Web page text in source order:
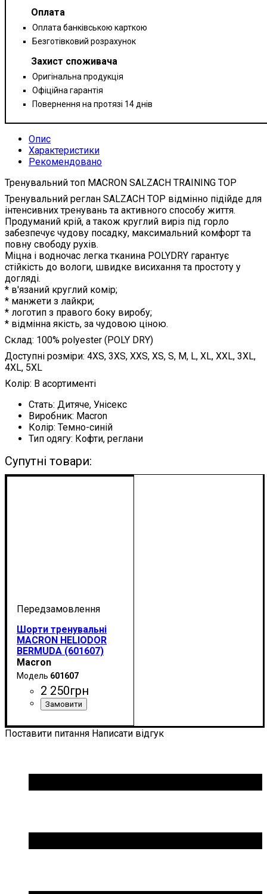
Оплата
Оплата банківською карткою
Безготівковий розрахунок
Захист споживача
Оригінальна продукція
Офіційна гарантія
Повернення на протязі 14 днів
Опис
Характеристики
Рекомендовано
Тренувальний топ MACRON SALZACH TRAINING TOP
Тренувальний реглан SALZACH TOP відмінно підійде для
інтенсивних тренувань та активного способу життя.
Продуманий крій, а також круглий виріз під горло
забезпечує чудову посадку, максимальний комфорт та
повну свободу рухів.
Міцна і водночас легка тканина POLYDRY гарантує
стійкість до вологи, швидке висихання та простоту у
догляді.
* в'язаний круглий комір;
* манжети з лайкри;
* логотип з правого боку виробу;
* відмінна якість, за чудовою ціною.
Склад: 100% polyester (POLY DRY)
Доступні розміри: 4XS, 3XS, XXS, XS, S, M, L, XL, XXL, 3XL,
4XL, 5XL
Колір: В асортименті
Стать: Дитяче, Унісекс
Виробник: Macron
Колір: Темно-синій
Тип одягу: Кофти, реглани
Супутні товари:
Шорти тренувальні
MACRON HELIODOR
BERMUDA (601607)
Macron
601607
2 250грн
Поставити питання Написати відгук